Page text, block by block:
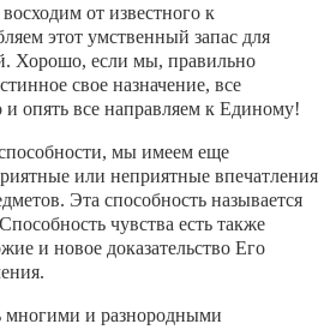
от известного к
этот умственный запас для
Хо­рошо, если мы, правильно
свое назначение, все
опять все направляем к Единому!
мы имеем еще
или неприятные впечатления
Эта способность называется
чувства есть также
и новое доказательство Его
многими и разнородны­ми